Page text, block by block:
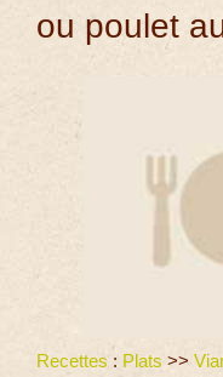
ou poulet
Recettes : Plats >>